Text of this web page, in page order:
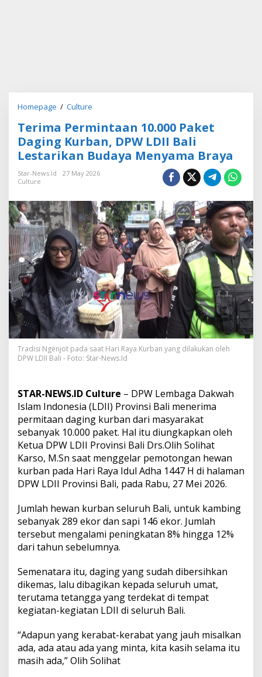
Homepage / Culture
r
m
a
P
m
i
n
t
a
a
n
1
0
.
0
0
0
P
a
k
D
a
g
i
n
g
K
u
r
b
n
,
D
P
W
D
I
I
B
a
i
L
e
s
Terima Permintaan 10.000 Paket
Daging Kurban, DPW LDII Bali
Lestarikan Budaya Menyama Braya
Star-News.id
27 May 2026
Culture
Tradisi Ngenjot pada saat Hari Raya Kurban yang dilakukan oleh
DPW LDII Bali - Foto: Star-News.Id
STAR-NEWS.ID Culture – DPW Lembaga Dakwah
Islam Indonesia (LDII) Provinsi Bali menerima
permitaan daging kurban dari masyarakat
sebanyak 10.000 paket. Hal itu diungkapkan oleh
Ketua DPW LDII Provinsi Bali Drs.Olih Solihat
Karso, M.Sn saat menggelar pemotongan hewan
kurban pada Hari Raya Idul Adha 1447 H di halaman
DPW LDII Provinsi Bali, pada Rabu, 27 Mei 2026.
Jumlah hewan kurban seluruh Bali, untuk kambing
sebanyak 289 ekor dan sapi 146 ekor. Jumlah
tersebut mengalami peningkatan 8% hingga 12%
dari tahun sebelumnya.
Semenatara itu, daging yang sudah dibersihkan
dikemas, lalu dibagikan kepada seluruh umat,
terutama tetangga yang terdekat di tempat
kegiatan-kegiatan LDII di seluruh Bali.
“Adapun yang kerabat-kerabat yang jauh misalkan
ada, ada atau ada yang minta, kita kasih selama itu
masih ada,” Olih Solihat